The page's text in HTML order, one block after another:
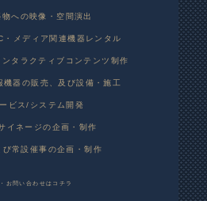
への映像・空間演出
・メディア関連機器レンタル
タラクティブコンテンツ制作
機器の販売、及び設備・施工
ビス/システム開発
イネージの企画・制作
び常設催事の企画・制作
お問い合わせはコチラ